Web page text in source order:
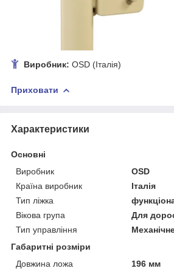
Виробник: OSD (Італія)
Приховати
Характеристики
Основні
Виробник
ОSD
Країна виробник
Італія
Тип ліжка
Вікова група
Для
Тип управління
Габаритні розміри
Довжина ложа
196 мм